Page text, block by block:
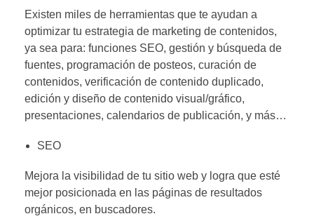
Existen miles de herramientas que te ayudan a
optimizar tu estrategia de marketing de contenidos,
ya sea para: funciones SEO, gestión y búsqueda de
fuentes, programación de posteos, curación de
contenidos, verificación de contenido duplicado,
edición y diseño de contenido visual/gráfico,
presentaciones, calendarios de publicación, y más…
SEO
Mejora la visibilidad de tu sitio web y logra que esté
mejor posicionada en las páginas de resultados
orgánicos, en buscadores.